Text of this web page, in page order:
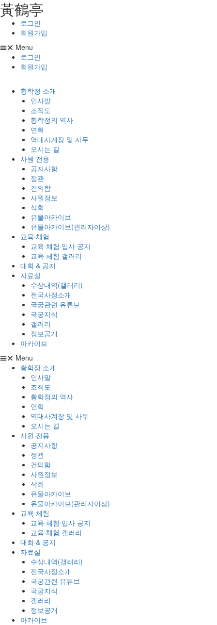
콘텐츠로
건너뛰기
⿈鶴亭
로그인
회원가입
Menu
로그인
회원가입
황학정 소개
인사말
조직도
황학정의 역사
연혁
역대사계장 및 사두
오시는 길
사원 전용
공지사항
정관
건의함
사원정보
삭회
유물아카이브
유물아카이브(관리자이상)
교육·체험
교육·체험·입사 공지
교육·체험 갤러리
대회 & 공지
자료실
수상내역(갤러리)
전국사정소개
국궁관련 유튜브
국궁지식
갤러리
정보공개
아카이브
Menu
황학정 소개
인사말
조직도
황학정의 역사
연혁
역대사계장 및 사두
오시는 길
사원 전용
공지사항
정관
건의함
사원정보
삭회
유물아카이브
유물아카이브(관리자이상)
교육·체험
교육·체험·입사 공지
교육·체험 갤러리
대회 & 공지
자료실
수상내역(갤러리)
전국사정소개
국궁관련 유튜브
국궁지식
갤러리
정보공개
아카이브